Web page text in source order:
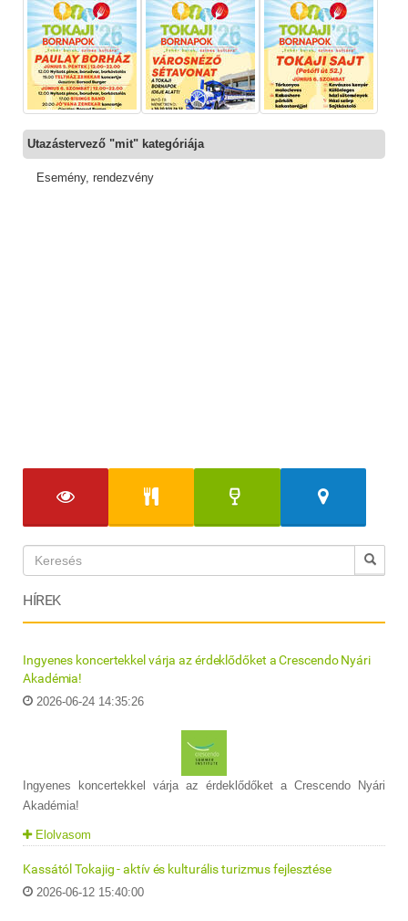
Utazástervező "mit" kategóriája
Esemény, rendezvény
HÍREK
Ingyenes koncertekkel várja az érdeklődőket a Crescendo Nyári
Akadémia!
2026-06-24 14:35:26
Ingyenes koncertekkel várja az érdeklődőket a Crescendo Nyári
Akadémia!
Elolvasom
Kassától Tokajig - aktív és kulturális turizmus fejlesztése
2026-06-12 15:40:00